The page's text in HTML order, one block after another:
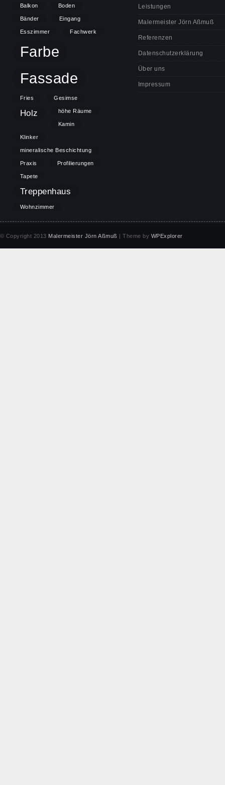
Balkon Boden
Bänder Eingang
Esszimmer Fachwerk
Farbe
Fassade
Fries Gesimse
Holz höhe Räume
Kamin
Klinker
mineralische Beschichtung
Praxis Profilierungen
Tapete
Treppenhaus
Wohnzimmer
Leistungen
Malermeister Jörn Aßmuß
Referenzen
Datenschutzerklärung
Über uns
Impressum
© Copyright 2013 Malermeister Jörn Aßmuß | Theme by WPExplorer